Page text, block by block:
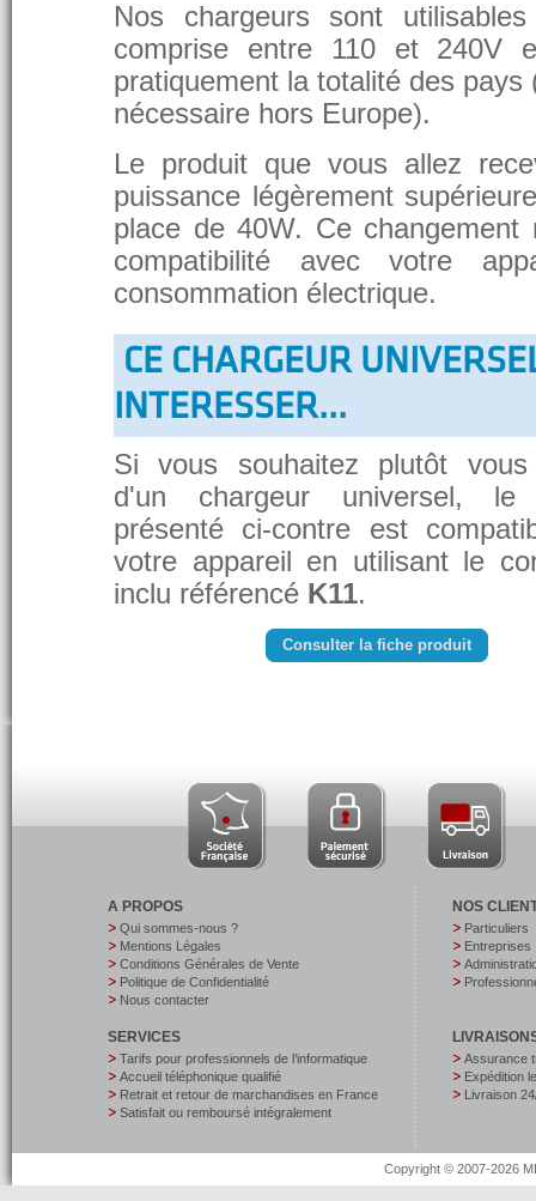
Nos chargeurs sont
comprise entre 110 et 240V
pratiquement la totalité des
nécessaire hors Europe).
Le produit que vous allez
puissance légèrement
place de 40W. Ce
compatibilité avec votre
consommation électrique.
CE CHARGEUR
INTERESSER...
Si vous souhaitez plutôt vous
d'un chargeur universel, le
présenté ci-contre est
votre appareil en utilisant le
inclu référencé K11.
Consulter la fiche produit
A PROPOS
Qui sommes-nous ?
Mentions Légales
Conditions Générales de Vente
Politique de Confidentialité
Nous contacter
SERVICES
Tarifs pour professionnels de l’informatique
Accueil téléphonique qualifié
Retrait et retour de marchandises en France
Satisfait ou remboursé intégralement
NOS
Particuliers
Entreprises
Assurance
Expédition
Livraison
Copyright © 2007-2026